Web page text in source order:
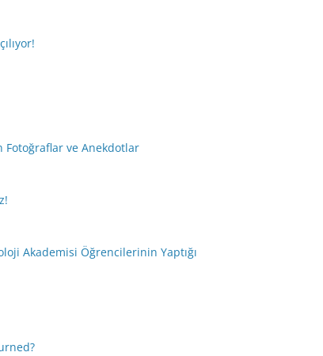
Fotoğraflar ve Anekdotlar
Akademisi Öğrencilerinin Yaptığı